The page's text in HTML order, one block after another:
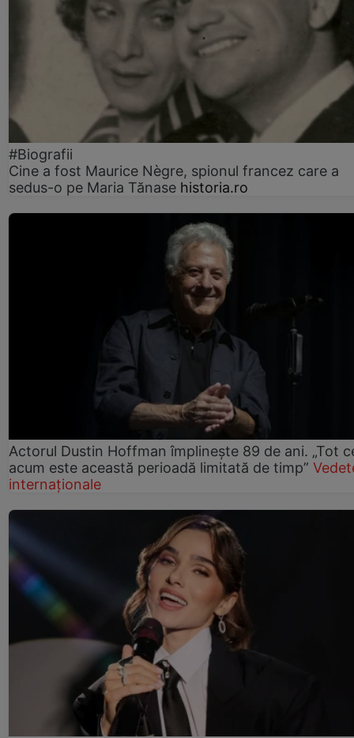
#Biografii
Cine a fost Maurice Nègre, spionul francez care a
sedus-o pe Maria Tănase historia.ro
Actorul Dustin Hoffman împlinește 89 de ani. „Tot
acum este această perioadă limitată de timp”
internaționale